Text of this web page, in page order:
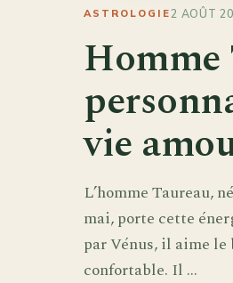
ASTROLOGIE2 AOÛT
Homme
vie
L’homme Taureau,
mai, porte cette
par Vénus, il aime le
confortable. Il ...